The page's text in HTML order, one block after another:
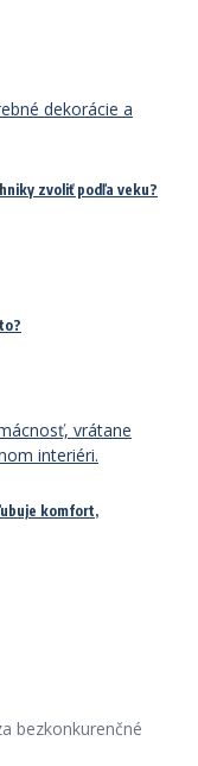
zvoliť podľa veku?
komfort,
bezkonkurenčné